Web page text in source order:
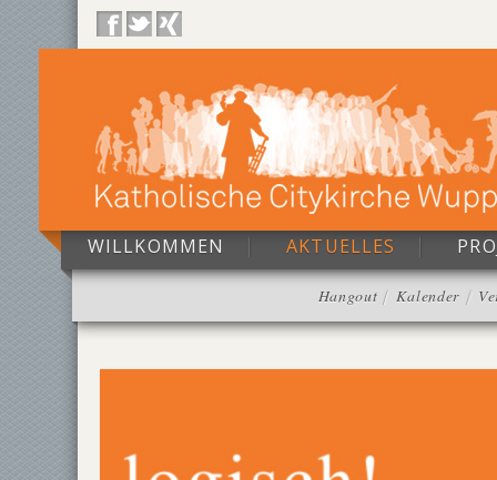
WILLKOMMEN AKTUELLES
Hangout Kalender